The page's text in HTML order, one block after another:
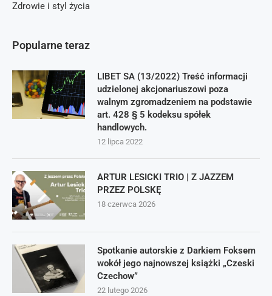
Popularne teraz
LIBET SA (13/2022) Treść informacji
udzielonej akcjonariuszowi poza
walnym zgromadzeniem na podstawie
art. 428 § 5 kodeksu spółek
handlowych.
12 lipca 2022
ARTUR LESICKI TRIO | Z JAZZEM
PRZEZ POLSKĘ
18 czerwca 2026
Spotkanie autorskie z Darkiem Foksem
wokół jego najnowszej książki „Czeski
Czechow”
22 lutego 2026
Zdrowie i styl życia